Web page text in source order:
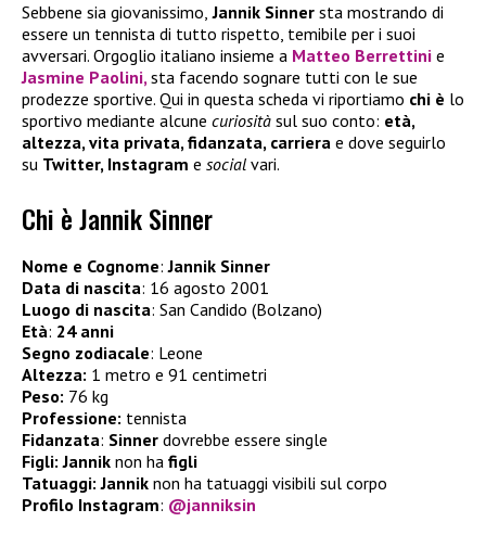
Sebbene sia giovanissimo, Jannik Sinner sta mostrando di
essere un tennista di tutto rispetto, temibile per i suoi
avversari. Orgoglio italiano insieme a Matteo Berrettini e
Jasmine Paolini,sta facendo sognare tutti con le sue
prodezze sportive. Qui in questa scheda vi riportiamo chi è lo
sportivo mediante alcune curiosità sul suo conto: età,
altezza, vita privata, fidanzata, carriera e dove seguirlo
su Twitter, Instagram e social vari.
Chi è Jannik Sinner
Nome e Cognome:Jannik Sinner
Data di nascita: 16 agosto 2001
Luogo di nascita: San Candido (Bolzano)
Età: 24 anni
Segno zodiacale: Leone
Altezza: 1 metro e 91 centimetri
Peso: 76 kg
Professione: tennista
Fidanzata: Sinner dovrebbe essere single
Figli: Jannik non ha figli
Tatuaggi: Jannik non ha tatuaggi visibili sul corpo
Profilo Instagram: @janniksin